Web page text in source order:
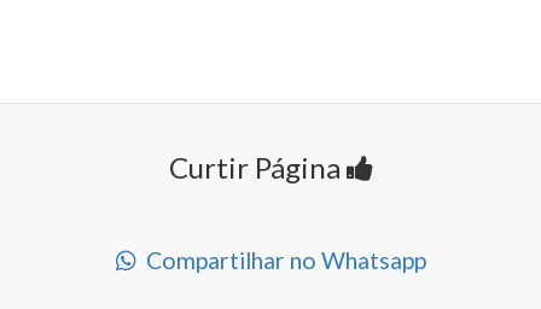
Curtir Página
Compartilhar no Whatsapp